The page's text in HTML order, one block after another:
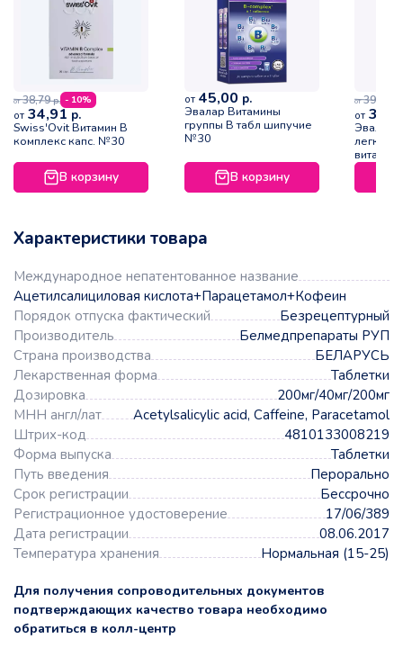
от 38,79р. - 10%
от 34,91 р.
Swiss'Ovit Витамин В
комплекс капс. №30
В корзину
от 45,00 р.
Эвалар Витамины
группы В табл шипучие
№30
В корзину
от 39,62
от
Эвалар
Характеристики товара
Международное непатентованное название
Ацетилсалициловая кислота+Парацетамол+Кофеин
Порядок отпуска фактический
Безрецептурный
Производитель
Белмедпрепараты РУП
Страна производства
БЕЛАРУСЬ
Лекарственная форма
Таблетки
Дозировка
200мг/40мг/200мг
МНН англ/лат
Acetylsalicylic acid, Caffeine, Paracetamol
Штрих-код
4810133008219
Форма выпуска
Таблетки
Путь введения
Перорально
Срок регистрации
Бессрочно
Регистрационное удостоверение
17/06/389
Дата регистрации
08.06.2017
Температура хранения
Нормальная (15-25)
Для получения сопроводительных документов
подтверждающих качество товара необходимо
обратиться в колл-центр